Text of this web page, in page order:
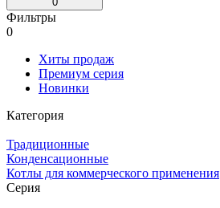
Фильтры
0
Хиты продаж
Премиум серия
Новинки
Категория
Традиционные
Конденсационные
Котлы для коммерческого применения
Серия